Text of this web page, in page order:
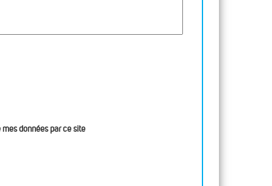
données par ce site